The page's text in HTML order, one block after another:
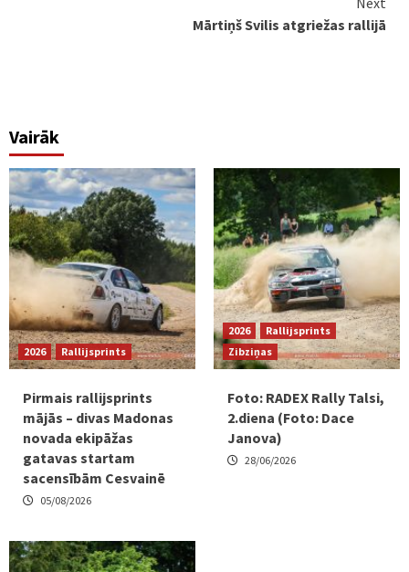
Mārtiņš Svilis atgriežas rallijā
Vairāk
2026 Rallijsprints
Pirmais rallijsprints
mājās – divas Madonas
novada ekipāžas
gatavas startam
sacensībām Cesvainē
05/08/2026
2026
Rallijsprints
Zibziņas
Foto: RADEX Rally Talsi,
2.diena (Foto: Dace
Janova)
28/06/2026